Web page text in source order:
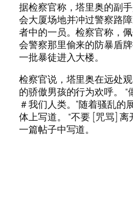
据检察官称，塔里奥的副
会大厦场地并冲过警察路
者中的一员。检察官称，
会警察那里偷来的防暴盾
一批暴徒进入大楼。
检察官说，塔里奥在远处
的骄傲男孩的行为欢呼。 “
＃我们人类。”随着骚乱的
体上写道。 “不要 [咒骂] 离
一篇帖子中写道。